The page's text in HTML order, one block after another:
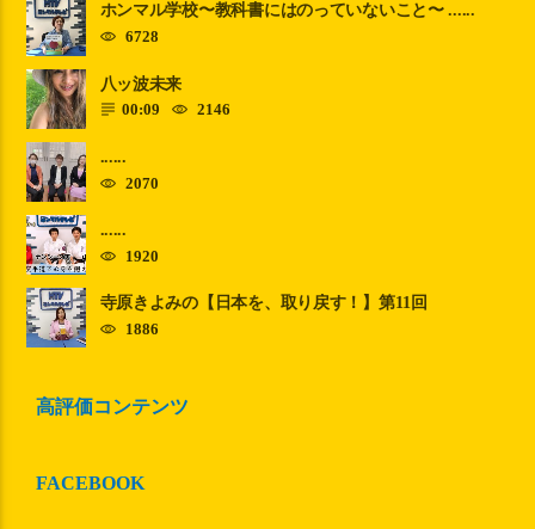
ホンマル学校〜教科書にはのっていないこと〜 ......
6728
八ッ波未来
00:09
2146
......
2070
......
1920
寺原きよみの【日本を、取り戻す！】第11回
1886
高評価コンテンツ
FACEBOOK